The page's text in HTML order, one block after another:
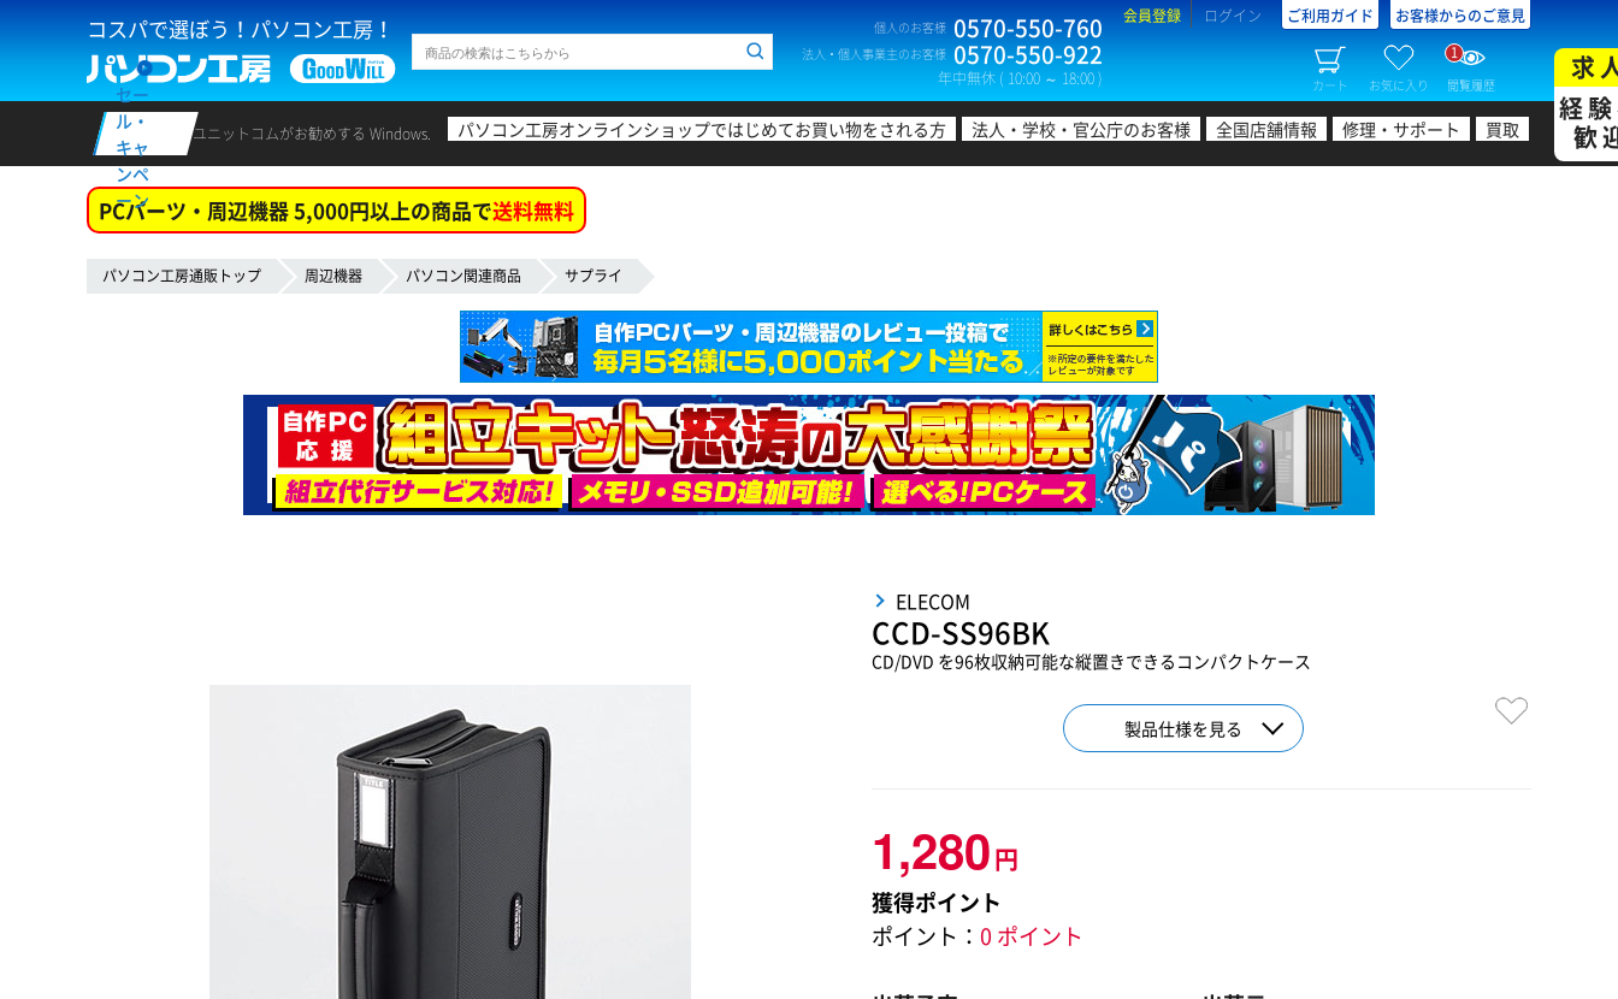
コスパで選ぼう！パソコン工房！ 個人のお客様 0570-550-760
法人・個人事業主のお客様 0570-550-922
年中無休 ( 10:00 ～ 18:00 )
会員登録 ログイン ご利用ガイド お客様からのご意見
カート お気に入り 閲覧履歴
1
セー
ル・
キャ
ンペ
ーン
ユニットコムがお勧めする Windows. パソコン工房オンラインショップではじめてお買い物をされる方 法人・学校・官公庁のお客様 全国店舗情報 修理・サポート 買取
求
経
歓
PCパーツ・周辺機器 5,000円以上の商品で送料無料
パソコン工房通販トップ 周辺機器 パソコン関連商品 サプライ
ELECOM
CCD-SS96BK
CD/DVD を96枚収納可能な縦置きできるコンパクトケース
製品仕様を見る
1,280円
獲得ポイント
ポイント： 0 ポイント